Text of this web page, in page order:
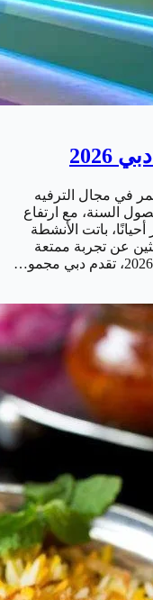
في مجال الترفيه
السنة، مع ارتفاع
باتت الأنشطة
عن تجربة ممتعة